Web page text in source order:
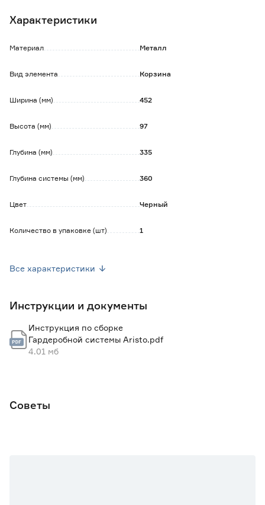
борта 10 см.
Обратите внимание:
Характеристики
Материал Металл
Вид элемента Корзина
Ширина (мм) 452
Высота (мм) 97
Глубина (мм) 335
Глубина системы (мм) 360
Цвет Черный
Количество в упаковке (шт) 1
Вес брутто (кг) 1.48
Ширина элемента (мм)
Все характеристики
Инструкции и документы
Инструкция по сборке
Гардеробной системы Aristo.pdf
4.01 мб
Советы